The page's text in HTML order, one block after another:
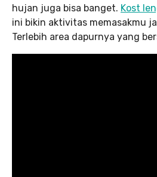
hujan juga bisa banget. Kost
ini bikin aktivitas memasakmu
Terlebih area dapurnya yang